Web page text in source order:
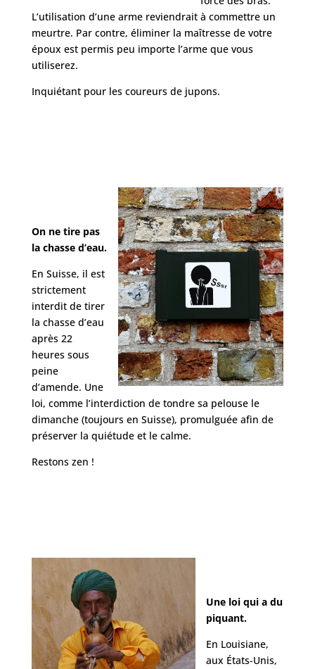
L’utilisation d’une arme reviendrait à commettre un
meurtre. Par contre, éliminer la maîtresse de votre
époux est permis peu importe l’arme que vous
utiliserez.
Inquiétant pour les coureurs de jupons.
On ne tire pas
la chasse d’eau.
En Suisse, il est
strictement
interdit de tirer
la chasse d’eau
après 22
heures sous
peine
d’amende. Une
loi, comme l’interdiction de tondre sa pelouse le
dimanche (toujours en Suisse), promulguée afin de
préserver la quiétude et le calme.
Restons zen !
Une loi qui a du
piquant.
En Louisiane,
aux États-Unis,